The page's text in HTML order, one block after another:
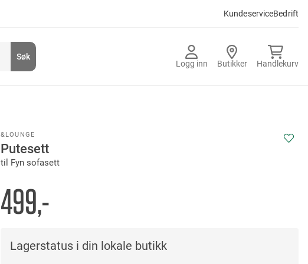
KundeserviceBedrift
Logg inn Butikker Handlekurv
Søk
&LOUNGE
Putesett
til Fyn sofasett
499,-
Lagerstatus i din lokale butikk